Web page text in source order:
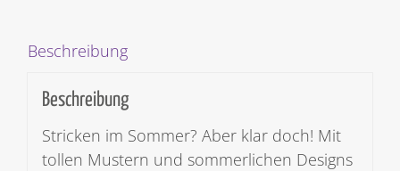
Menge
Beschreibung
Beschreibung
Stricken im Sommer? Aber klar doch! Mit
tollen Mustern und sommerlichen Designs